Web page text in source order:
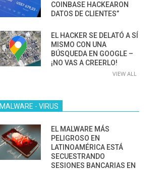
COINBASE HACKEARON
DATOS DE CLIENTES”
EL HACKER SE DELATÓ A SÍ
MISMO CON UNA
BÚSQUEDA EN GOOGLE –
¡NO VAS A CREERLO!
VIEW ALL
MALWARE - VIRUS
EL MALWARE MÁS
PELIGROSO EN
LATINOAMÉRICA ESTÁ
SECUESTRANDO
SESIONES BANCARIAS EN